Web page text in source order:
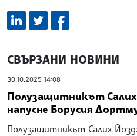
СВЪРЗАНИ НОВИНИ
30.10.2025 14:08
Полузащитникът
напусне Борусия
Полузащитникът Салих